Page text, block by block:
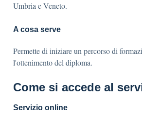
Umbria e Veneto.
A cosa serve
Permette di iniziare un percorso di
l'ottenimento del diploma.
Come si accede al
Servizio online